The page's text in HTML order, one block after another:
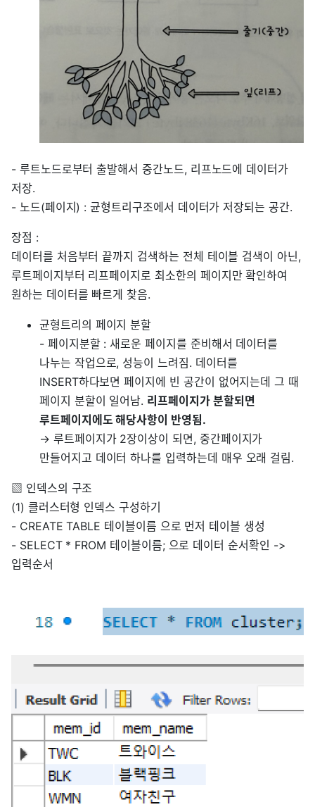
- 루트노드로부터 출발해서 중간노드, 리프노드에 데이터가
저장.
- 노드(페이지) : 균형트리구조에서 데이터가 저장되는 공간.
장점 :
데이터를 처음부터 끝까지 검색하는 전체 테이블 검색이 아닌,
루트페이지부터 리프페이지로 최소한의 페이지만 확인하여
원하는 데이터를 빠르게 찾음.
균형트리의 페이지 분할
- 페이지분할 : 새로운 페이지를 준비해서 데이터를
나누는 작업으로, 성능이 느려짐. 데이터를
INSERT하다보면 페이지에 빈 공간이 없어지는데 그 때
페이지 분할이 일어남. 리프페이지가 분할되면
루트페이지에도 해당사항이 반영됨.
→ 루트페이지가 2장이상이 되면, 중간페이지가
만들어지고 데이터 하나를 입력하는데 매우 오래 걸림.
▧ 인덱스의 구조
(1) 클러스터형 인덱스 구성하기
- CREATE TABLE 테이블이름 으로 먼저 테이블 생성
- SELECT * FROM 테이블이름; 으로 데이터 순서확인 ->
입력순서